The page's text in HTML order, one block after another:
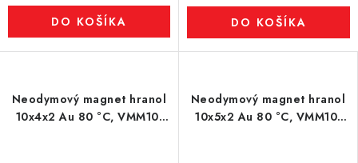
DO KOŠÍKA DO KOŠÍKA
Neodymový magnet hranol
10x4x2 Au 80 °C, VMM10-
Neodymový magnet hranol
10x5x2 Au 80 °C, VMM10-